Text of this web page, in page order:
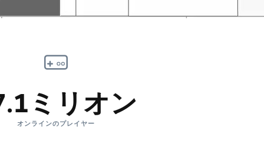
ミリオン
オンラインのプレイヤー